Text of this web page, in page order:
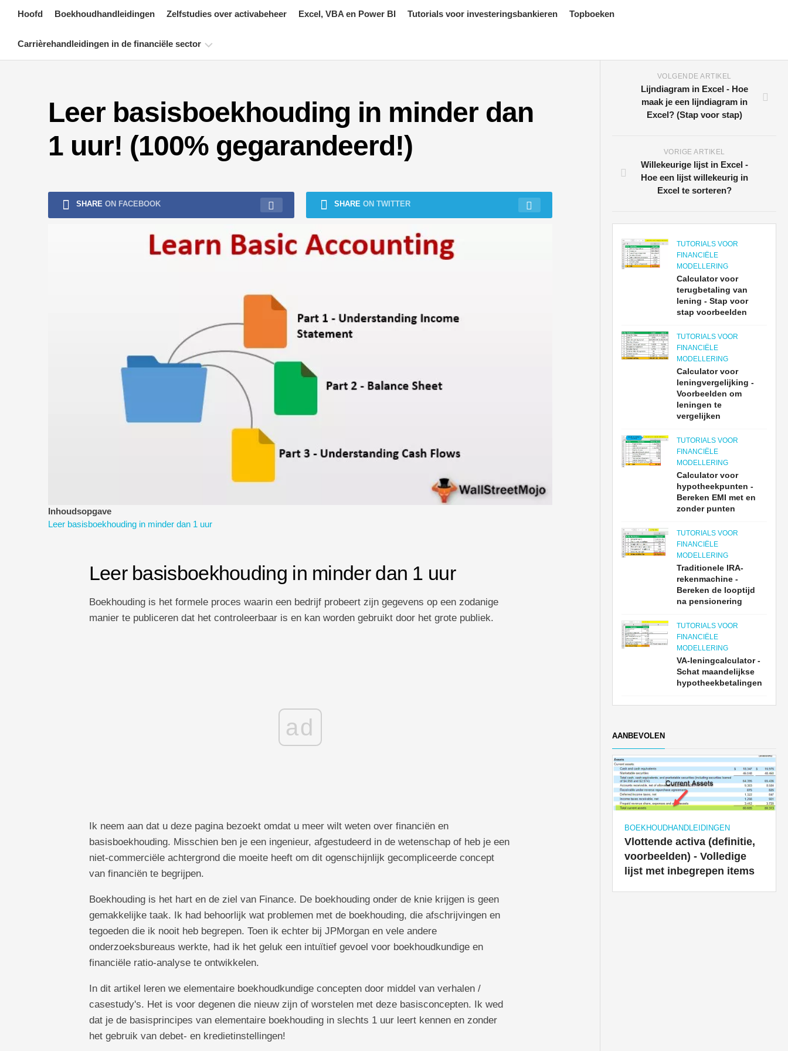
Hoofd Boekhoudhandleidingen Zelfstudies over activabeheer Excel, VBA en Power BI Tutorials voor investeringsbankieren Topboeken
Carrièrehandleidingen in de financiële sector
financiële
certificering
Tutorials
Volledige
Leer basisboekhouding in minder dan
1 uur! (100% gegarandeerd!)
SHARE ON FACEBOOK SHARE ON TWITTER
Inhoudsopgave
Leer basisboekhouding in minder dan 1 uur
Leer basisboekhouding in minder dan 1 uur
Boekhouding is het formele proces waarin een bedrijf probeert zijn gegevens op een zodanige
manier te publiceren dat het controleerbaar is en kan worden gebruikt door het grote publiek.
ad
Ik neem aan dat u deze pagina bezoekt omdat u meer wilt weten over financiën en
basisboekhouding. Misschien ben je een ingenieur, afgestudeerd in de wetenschap of heb je een
niet-commerciële achtergrond die moeite heeft om dit ogenschijnlijk gecompliceerde concept
van financiën te begrijpen.
Boekhouding is het hart en de ziel van Finance. De boekhouding onder de knie krijgen is geen
gemakkelijke taak. Ik had behoorlijk wat problemen met de boekhouding, die afschrijvingen en
tegoeden die ik nooit heb begrepen. Toen ik echter bij JPMorgan en vele andere
onderzoeksbureaus werkte, had ik het geluk een intuïtief gevoel voor boekhoudkundige en
financiële ratio-analyse te ontwikkelen.
In dit artikel leren we elementaire boekhoudkundige concepten door middel van verhalen /
casestudy's. Het is voor degenen die nieuw zijn of worstelen met deze basisconcepten. Ik wed
dat je de basisprincipes van elementaire boekhouding in slechts 1 uur leert kennen en zonder
het gebruik van debet- en kredietinstellingen!
VOLGENDE ARTIKEL
Lijndiagram in Excel - Hoe
maak je een lijndiagram in
Excel? (Stap voor stap)
VORIGE ARTIKEL
Willekeurige lijst in Excel -
Hoe een lijst willekeurig in
Excel te sorteren?
TUTORIALS VOOR
FINANCIËLE
MODELLERING
Calculator voor
terugbetaling van
lening - Stap voor
stap voorbeelden
TUTORIALS VOOR
FINANCIËLE
MODELLERING
Calculator voor
leningvergelijking -
Voorbeelden om
leningen te
vergelijken
TUTORIALS VOOR
FINANCIËLE
MODELLERING
Calculator voor
hypotheekpunten -
Bereken EMI met en
zonder punten
TUTORIALS VOOR
FINANCIËLE
MODELLERING
Traditionele IRA-
rekenmachine -
Bereken de looptijd
na pensionering
TUTORIALS VOOR
FINANCIËLE
MODELLERING
VA-leningcalculator -
Schat maandelijkse
hypotheekbetalingen
AANBEVOLEN
BOEKHOUDHANDLEIDINGEN
Vlottende activa (definitie,
voorbeelden) - Volledige
lijst met inbegrepen items